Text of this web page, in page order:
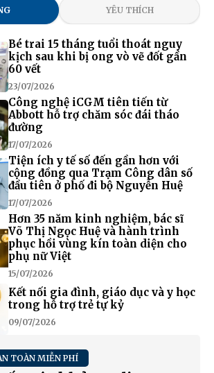
YÊU THÍCH
Bé trai 15 tháng tuổi thoát nguy
kịch sau khi bị ong vò vẽ đốt gần
60 vết
23/07/2026
Công nghệ iCGM tiên tiến từ
Abbott hỗ trợ chăm sóc đái tháo
đường
17/07/2026
Tiện ích y tế số đến gần hơn với
cộng đồng qua Trạm Công dân số
đầu tiên ở phố đi bộ Nguyễn Huệ
17/07/2026
Hơn 35 năm kinh nghiệm, bác sĩ
Võ Thị Ngọc Huệ và hành trình
phục hồi vùng kín toàn diện cho
phụ nữ Việt
15/07/2026
Kết nối gia đình, giáo dục và y học
trong hỗ trợ trẻ tự kỷ
09/07/2026
TOÀN MIỄN PHÍ